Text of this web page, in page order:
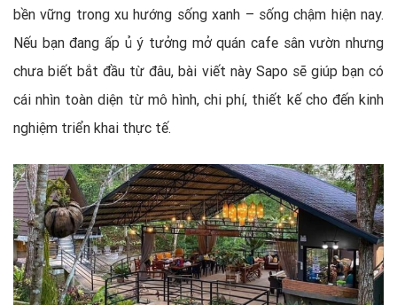
bền vững trong xu hướng sống xanh – sống chậm hiện nay.
Nếu bạn đang ấp ủ ý tưởng mở quán cafe sân vườn nhưng
chưa biết bắt đầu từ đâu, bài viết này Sapo sẽ giúp bạn có
cái nhìn toàn diện từ mô hình, chi phí, thiết kế cho đến kinh
nghiệm triển khai thực tế.